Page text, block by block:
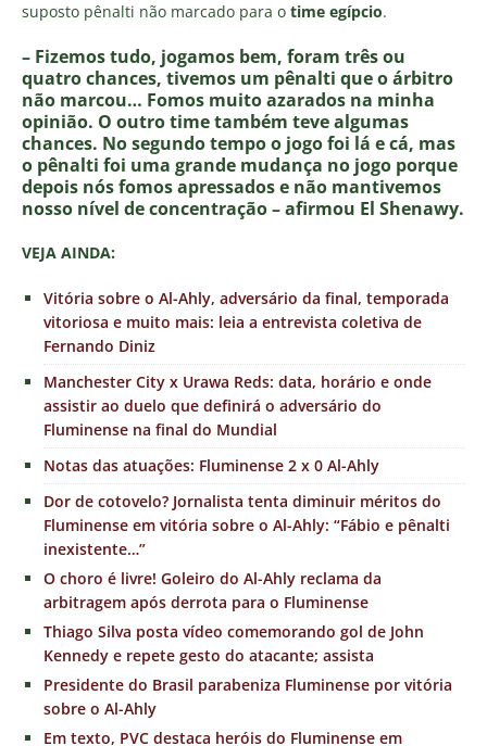
suposto pênalti não marcado para o time egípcio.
– Fizemos tudo, jogamos bem, foram três ou
quatro chances, tivemos um pênalti que o árbitro
não marcou… Fomos muito azarados na minha
opinião. O outro time também teve algumas
chances. No segundo tempo o jogo foi lá e cá, mas
o pênalti foi uma grande mudança no jogo porque
depois nós fomos apressados e não mantivemos
nosso nível de concentração – afirmou El Shenawy.
VEJA AINDA:
Vitória sobre o Al-Ahly, adversário da final, temporada
vitoriosa e muito mais: leia a entrevista coletiva de
Fernando Diniz
Manchester City x Urawa Reds: data, horário e onde
assistir ao duelo que definirá o adversário do
Fluminense na final do Mundial
Notas das atuações: Fluminense 2 x 0 Al-Ahly
Dor de cotovelo? Jornalista tenta diminuir méritos do
Fluminense em vitória sobre o Al-Ahly: “Fábio e pênalti
inexistente…”
O choro é livre! Goleiro do Al-Ahly reclama da
arbitragem após derrota para o Fluminense
Thiago Silva posta vídeo comemorando gol de John
Kennedy e repete gesto do atacante; assista
Presidente do Brasil parabeniza Fluminense por vitória
sobre o Al-Ahly
Em texto, PVC destaca heróis do Fluminense em